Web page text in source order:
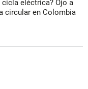
cicla eléctrica? Ojo a
circular en Colombia